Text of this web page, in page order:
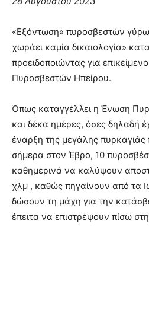
«Εξόντωση» πυροσβεστών
χωράει καμία δικαιολογία»
προειδοποιώντας για
Πυροσβεστών Ηπείρου.
Όπως καταγγέλλει η Ένωση
και δέκα ημέρες, όσες δηλαδή
έναρξη της μεγάλης πυρκαγιάς
σήμερα στον Έβρο, 10
καθημερινά να καλύψουν
χλμ , καθώς πηγαίνουν από τα
δώσουν τη μάχη για την
έπειτα να επιστρέψουν πίσω